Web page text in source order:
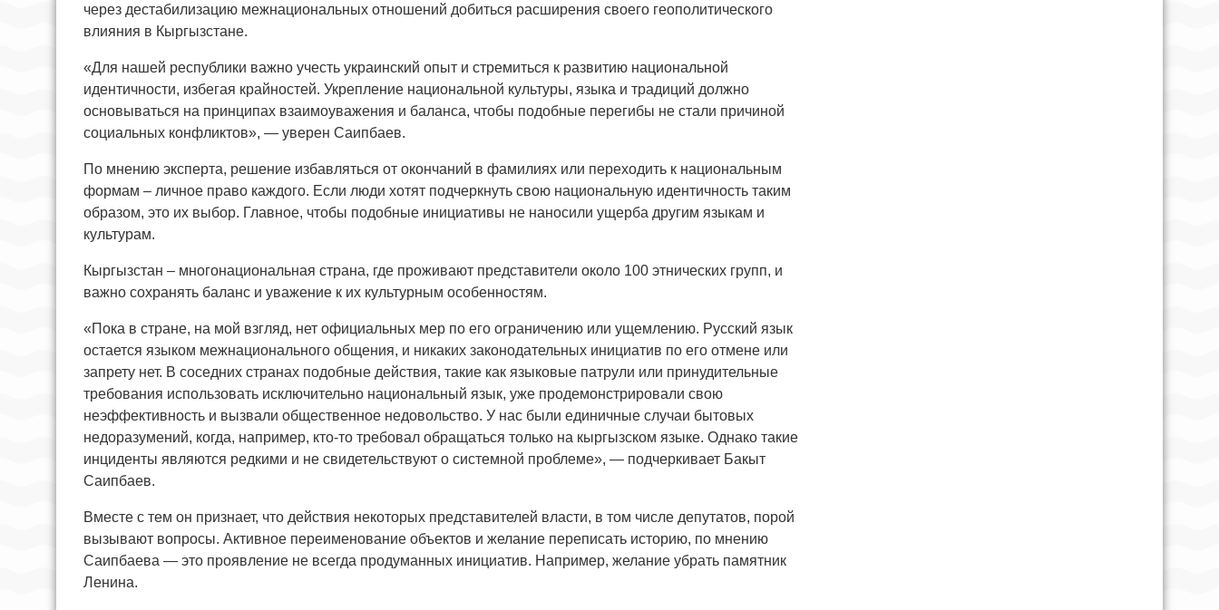
через дестабилизацию межнациональных отношений добиться расширения своего геополитического
влияния в Кыргызстане.
«Для нашей республики важно учесть украинский опыт и стремиться к развитию национальной
идентичности, избегая крайностей. Укрепление национальной культуры, языка и традиций должно
основываться на принципах взаимоуважения и баланса, чтобы подобные перегибы не стали причиной
социальных конфликтов», — уверен Саипбаев.
По мнению эксперта, решение избавляться от окончаний в фамилиях или переходить к национальным
формам – личное право каждого. Если люди хотят подчеркнуть свою национальную идентичность таким
образом, это их выбор. Главное, чтобы подобные инициативы не наносили ущерба другим языкам и
культурам.
Кыргызстан – многонациональная страна, где проживают представители около 100 этнических групп, и
важно сохранять баланс и уважение к их культурным особенностям.
«Пока в стране, на мой взгляд, нет официальных мер по его ограничению или ущемлению. Русский язык
остается языком межнационального общения, и никаких законодательных инициатив по его отмене или
запрету нет. В соседних странах подобные действия, такие как языковые патрули или принудительные
требования использовать исключительно национальный язык, уже продемонстрировали свою
неэффективность и вызвали общественное недовольство. У нас были единичные случаи бытовых
недоразумений, когда, например, кто-то требовал обращаться только на кыргызском языке. Однако такие
инциденты являются редкими и не свидетельствуют о системной проблеме», — подчеркивает Бакыт
Саипбаев.
Вместе с тем он признает, что действия некоторых представителей власти, в том числе депутатов, порой
вызывают вопросы. Активное переименование объектов и желание переписать историю, по мнению
Саипбаева — это проявление не всегда продуманных инициатив. Например, желание убрать памятник
Ленина.